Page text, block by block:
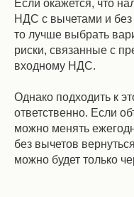
Если окажется, что
НДС с вычетами и без
то лучше выбрать
риски, связанные с
входному НДС.
Однако подходить к
ответственно. Если
можно менять
без вычетов
можно будет только